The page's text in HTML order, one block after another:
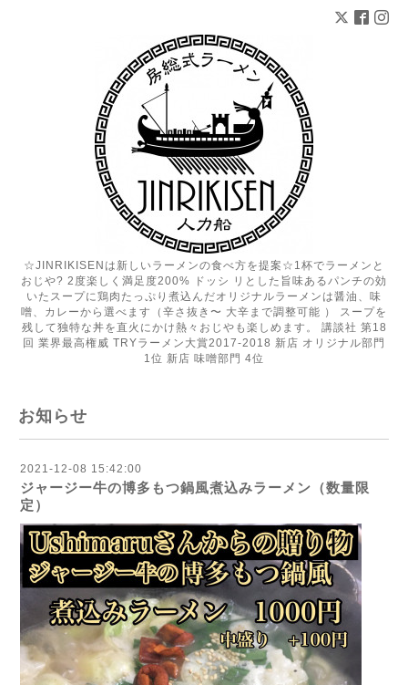
☆JINRIKISENは新しいラーメンの食べ方を提案☆1杯でラーメンと
おじや? 2度楽しく満足度200% ドッシ リとした旨味あるパンチの効
いたスープに鶏肉たっぷり煮込んだオリジナルラーメンは醤油、味
噌、カレーから選べます（辛さ抜き〜 大辛まで調整可能 ） スープを
残して独特な丼を直火にかけ熱々おじやも楽しめます。 講談社 第18
回 業界最高権威 TRYラーメン大賞2017-2018 新店 オリジナル部門
1位 新店 味噌部門 4位
お知らせ
2021-12-08 15:42:00
ジャージー牛の博多もつ鍋風煮込みラーメン（数量限
定）